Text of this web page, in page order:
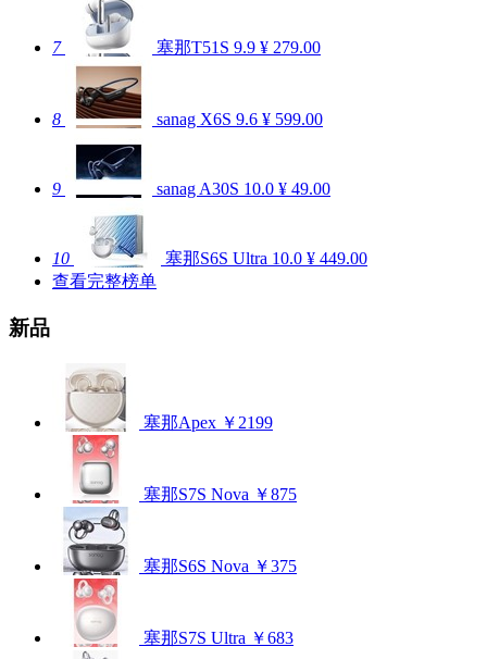
7 塞那T51S 9.9 ¥ 279.00
8 sanag X6S 9.6 ¥ 599.00
9 sanag A30S 10.0 ¥ 49.00
10 塞那S6S Ultra 10.0 ¥ 449.00
查看完整榜单
新品
塞那Apex ￥2199
塞那S7S Nova ￥875
塞那S6S Nova ￥375
塞那S7S Ultra ￥683